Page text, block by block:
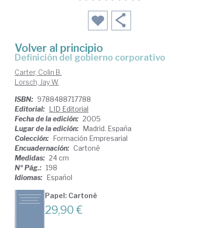
Volver al principio
definición del gobierno corporativo
Carter, Colin B.
Lorsch, Jay W.
ISBN: 9788488717788
Editorial: LID Editorial
Fecha de la edición: 2005
Lugar de la edición: Madrid. España
Colección: Formación Empresarial
Encuadernación: Cartoné
Medidas: 24 cm
Nº Pág.: 198
Idiomas: Español
Papel: Cartoné
29,90 €